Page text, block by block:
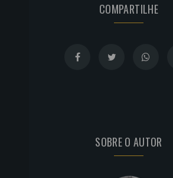
COMPARTILHE
SOBRE O AUTOR